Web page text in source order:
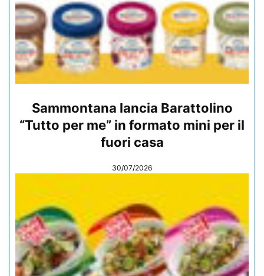
Sammontana lancia Barattolino
“Tutto per me” in formato mini per il
fuori casa
30/07/2026